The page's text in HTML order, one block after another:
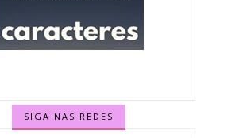
SIGA NAS REDES